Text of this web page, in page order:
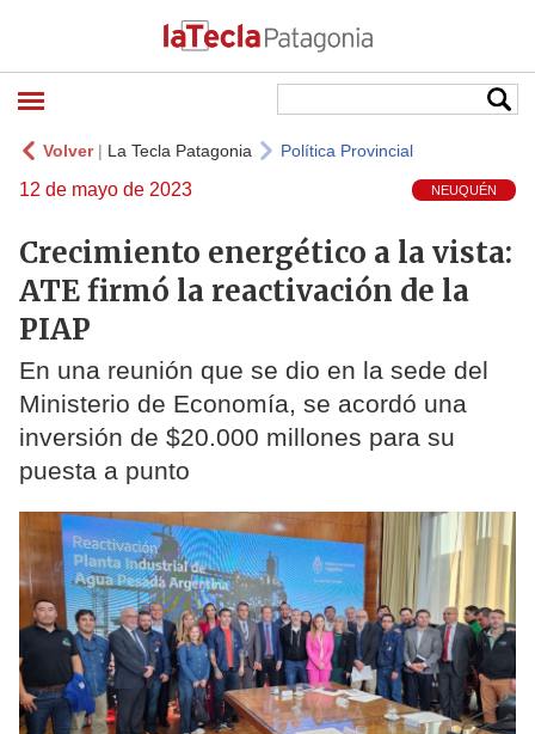
Volver| La Tecla Patagonia Política Provincial
12 de mayo de 2023 NEUQUÉN
Crecimiento energético a la vista:
ATE firmó la reactivación de la
PIAP
En una reunión que se dio en la sede del
Ministerio de Economía, se acordó una
inversión de $20.000 millones para su
puesta a punto